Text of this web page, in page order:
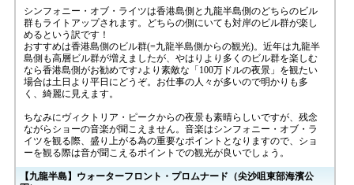
シンフォニー・オブ・ライツは香港島側と九龍半島側のどちらのビル
群もライトアップされます。どちらの側にいても対岸のビル群が楽し
めるという訳です！
おすすめは香港島側のビル群(=九龍半島側からの観光)。近年は九龍半
島側も高層ビル群が増えましたが、やはりより多くのビル群を楽しむ
なら香港島側がお勧めです♪より素敵な「100万ドルの夜景」を観たい
場合は土日より平日にどうぞ。お仕事の人々が多いので明かりも多
く、綺麗に見えます。
ちなみにヴィクトリア・ピークからの夜景も素晴らしいですが、残念
ながらショーの音楽が聞こえません。音楽はシンフォニー・オブ・ラ
イツを観る際、盛り上がる為の重要なポイントとなりますので、ショ
ーを観る際は音が聞こえるポイントでの観光が良いでしょう。
【九龍半島】ウォーターフロント・プロムナード（尖沙咀東部海濱公